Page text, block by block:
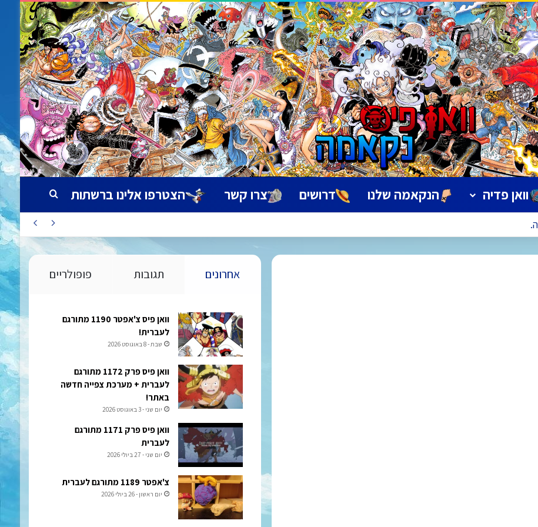
וואן פדיה הנקאמה שלנו דרושים צרו קשר הצטרפו אלינו ברשתות חיפוש עבור
אחרונים תגובות פופולריים
וואן פיס צ'אפטר 1190 מתורגם
לעברית!
שבת - 8 באוגוסט 2026
וואן פיס פרק 1172 מתורגם
לעברית + מערכת צפייה חדשה
באתר!
יום שני - 3 באוגוסט 2026
וואן פיס פרק 1171 מתורגם
לעברית
יום שני - 27 ביולי 2026
צ'אפטר 1189 מתורגם לעברית
יום ראשון - 26 ביולי 2026